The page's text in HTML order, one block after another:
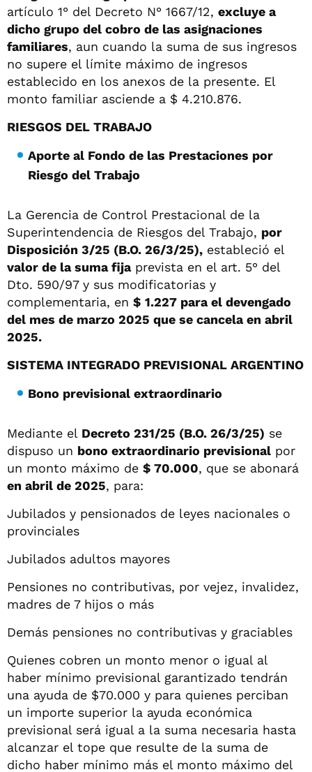
artículo 1° del Decreto N° 1667/12, excluye a
dicho grupo del cobro de las asignaciones
familiares, aun cuando la suma de sus ingresos
no supere el límite máximo de ingresos
establecido en los anexos de la presente. El
monto familiar asciende a $ 4.210.876.
RIESGOS DEL TRABAJO
Aporte al Fondo de las Prestaciones por
Riesgo del Trabajo
La Gerencia de Control Prestacional de la
Superintendencia de Riesgos del Trabajo, por
Disposición 3/25 (B.O. 26/3/25), estableció el
valor de la suma fijaprevista en el art. 5° del
Dto. 590/97 y sus modificatorias y
complementaria, en $ 1.227 para el devengado
del mes de marzo 2025 que se cancela en abril
2025.
SISTEMA INTEGRADO PREVISIONAL ARGENTINO
Bono previsional extraordinario
Mediante el Decreto 231/25 (B.O. 26/3/25) se
dispuso un bono extraordinario previsional por
un monto máximo de $ 70.000, que se abonará
en abril de 2025, para:
Jubilados y pensionados de leyes nacionales o
provinciales
Jubilados adultos mayores
Pensiones no contributivas, por vejez, invalidez,
madres de 7 hijos o más
Demás pensiones no contributivas y graciables
Quienes cobren un monto menor o igual al
haber mínimo previsional garantizado tendrán
una ayuda de $70.000 y para quienes perciban
un importe superior la ayuda económica
previsional será igual a la suma necesaria hasta
alcanzar el tope que resulte de la suma de
dicho haber mínimo más el monto máximo del